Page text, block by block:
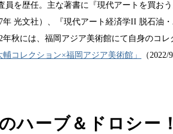
員を歴任。主な著書に『現代アートを買お
年 光文社）、『現代アート経済学II 脱石油
年秋には、福岡アジア美術館にて自身のコ
コレクション×福岡アジア美術館」
（
ハーブ＆ドロシー